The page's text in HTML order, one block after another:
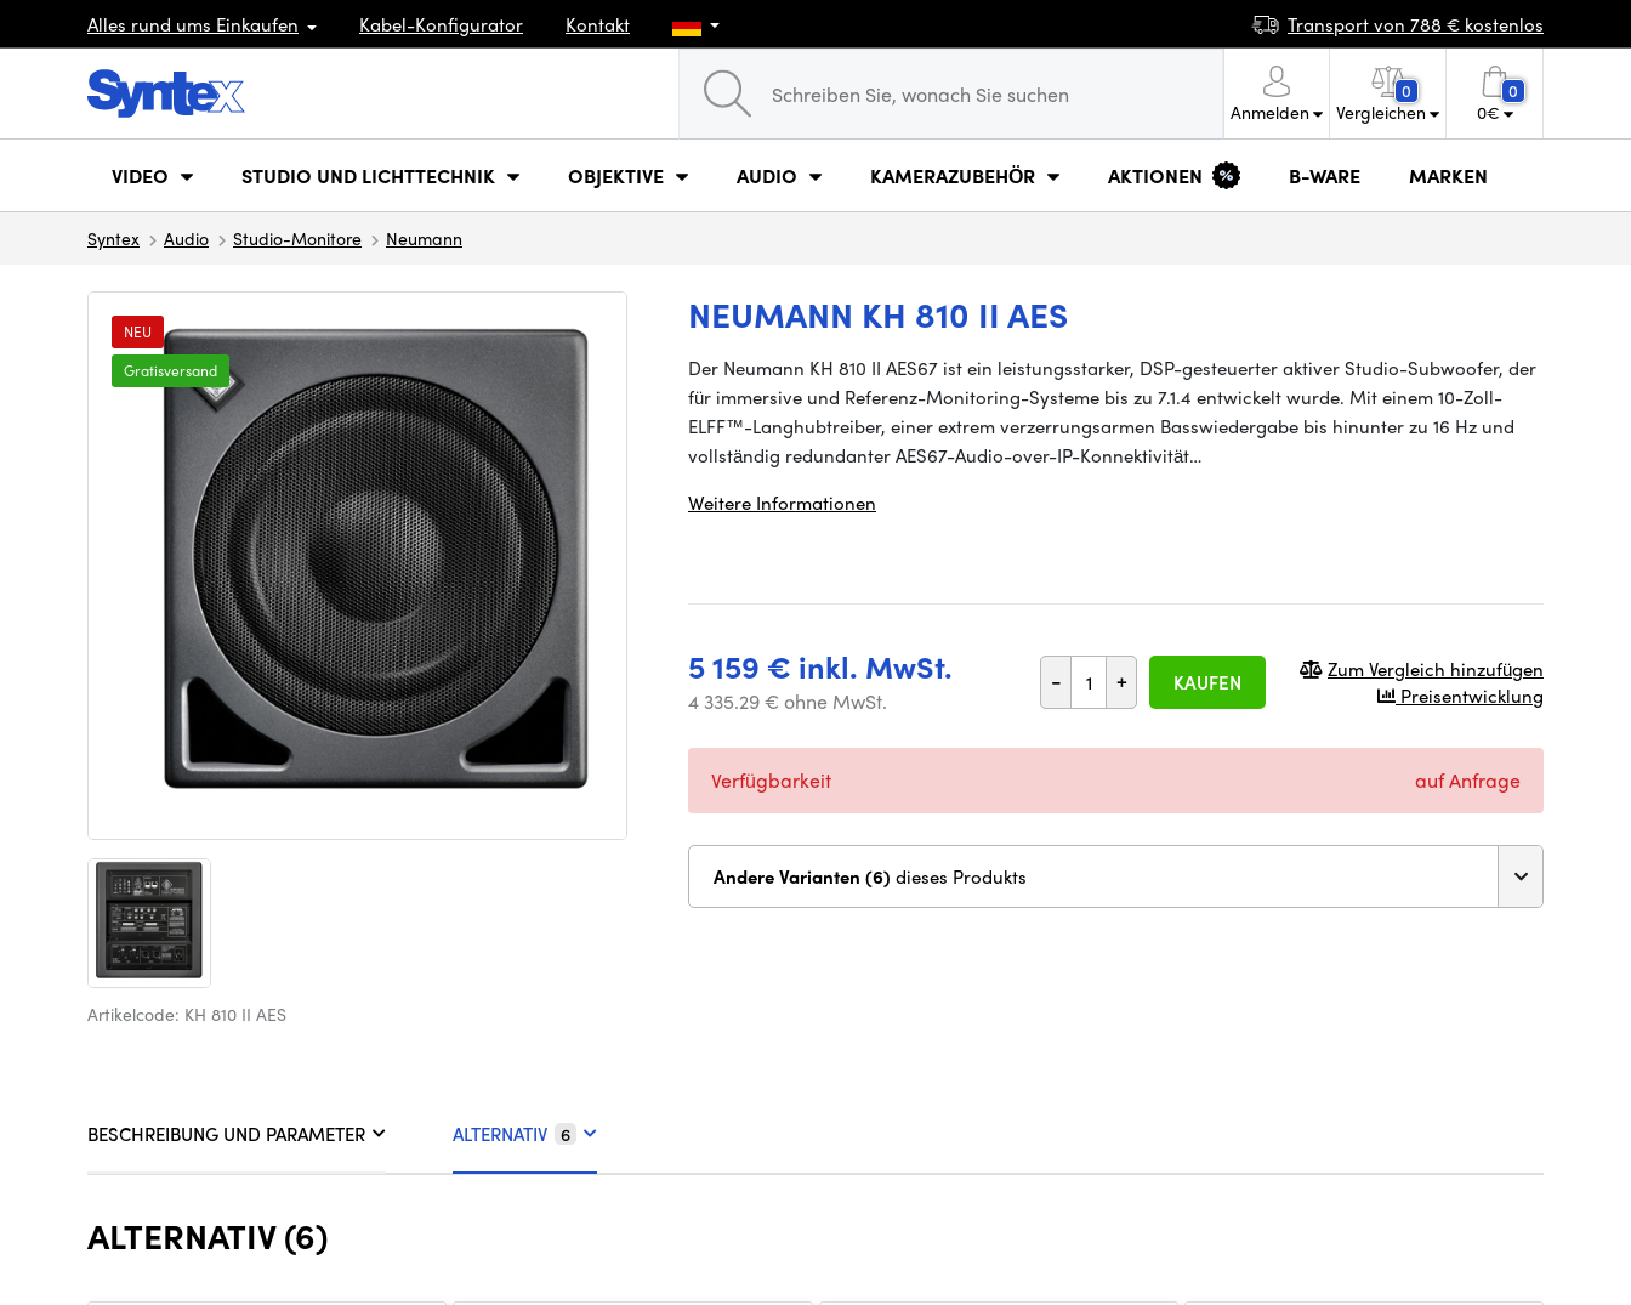
Alles rund ums Einkaufen Kabel-Konfigurator Kontakt Transport von 788 € kostenlos
Anmelden
0
Vergleichen
0
0€
VIDEO STUDIO UND LICHTTECHNIK OBJEKTIVE AUDIO KAMERAZUBEHÖR AKTIONEN B-WARE MARKEN
Syntex Audio Studio-Monitore Neumann
NEUMANN KH 810 II AES
NEU
Gratisversand
Artikelcode: KH 810 II AES
Der Neumann KH 810 II AES67 ist ein leistungsstarker, DSP-gesteuerter aktiver Studio-Subwoofer, der
für immersive und Referenz-Monitoring-Systeme bis zu 7.1.4 entwickelt wurde. Mit einem 10-Zoll-
ELFF™-Langhubtreiber, einer extrem verzerrungsarmen Basswiedergabe bis hinunter zu 16 Hz und
vollständig redundanter AES67-Audio-over-IP-Konnektivität…
Weitere Informationen
5 159 € inkl. MwSt.
4 335.29 € ohne MwSt.
- + KAUFEN
Zum Vergleich hinzufügen
Preisentwicklung
Verfügbarkeit auf Anfrage
Andere Varianten (6) dieses Produkts
BESCHREIBUNG UND PARAMETER ALTERNATIV 6
ALTERNATIV (6)